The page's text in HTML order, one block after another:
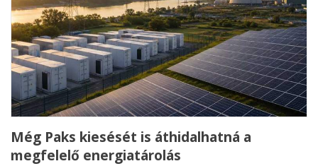
Még Paks kiesését is áthidalhatná a
megfelelő energiatárolás